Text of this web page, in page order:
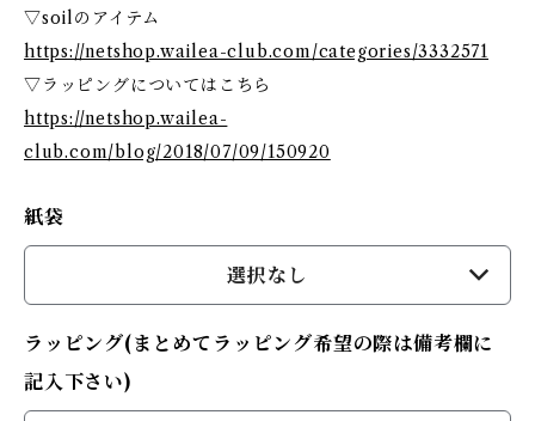
▽soilのアイテム
https://netshop.wailea-club.com/categories/3332571
▽ラッピングについてはこちら
https://netshop.wailea-
club.com/blog/2018/07/09/150920
紙袋
選択なし
ラッピング(まとめてラッピング希望の際は備考欄に
記入下さい)